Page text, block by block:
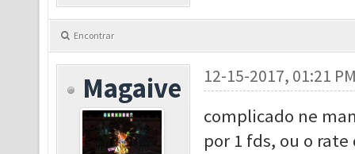
Encontrar
Magaive 12-15-2017, 01:21
complicado ne
por 1 fds, ou o rate